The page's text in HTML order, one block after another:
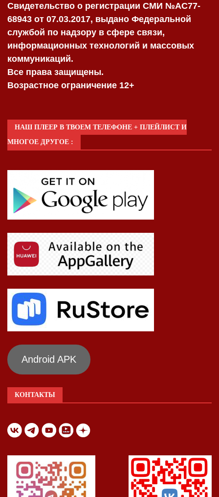
Свидетельство о регистрации СМИ №AC77-
68943 от 07.03.2017, выдано Федеральной
службой по надзору в сфере связи,
информационных технологий и массовых
коммуникаций.
Все права защищены.
Возрастное ограничение 12+
НАШ ПЛЕЕР В ТВОЕМ ТЕЛЕФОНЕ + ПЛЕЙЛИСТ И
МНОГОЕ ДРУГОЕ :
Android APK
КОНТАКТЫ